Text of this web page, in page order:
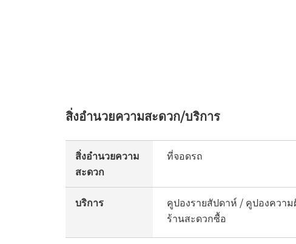
สิ่งอำนวยความสะดวก/บริการ
สิ่งอำนวยความ
สะดวก
ที่จอดรถ
บริการ
คูปองรายสัปดาห์ / คูปองควา
ร้านสะดวกซื้อ